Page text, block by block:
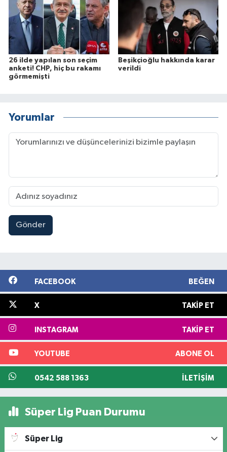
26 ilde yapılan son seçim
anketi! CHP, hiç bu rakamı
görmemişti
Beşikçioğlu hakkında karar
verildi
Yorumlar
Gönder
FACEBOOK BEĞEN
X TAKIP ET
INSTAGRAM TAKIP ET
YOUTUBE ABONE OL
0542 588 1363 İLETIŞIM
Süper Lig Puan Durumu
Süper Lig